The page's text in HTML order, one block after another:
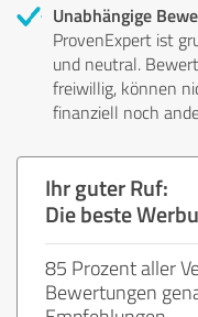
Unabhängige
ProvenExpert ist
und neutral.
freiwillig, können
finanziell noch
Ihr guter Ruf:
Die beste
85 Prozent aller
Bewertungen